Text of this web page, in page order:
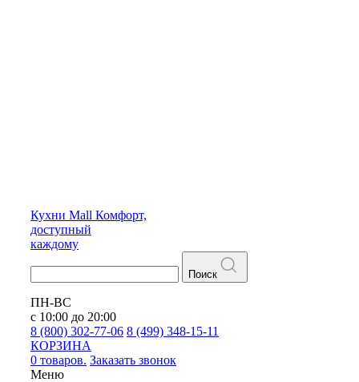
Кухни Mall Комфорт,
доступный
каждому
Поиск
ПН-ВС
с 10:00 до 20:00
8 (800) 302-77-06 8 (499) 348-15-11
КОРЗИНА
0 товаров. Заказать звонок
Меню